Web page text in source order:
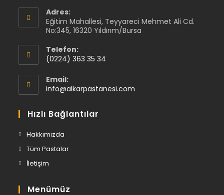
Adres:
Eğitim Mahallesi, Teyyareci Mehmet Ali Cd.
No:345, 16320 Yıldırım/Bursa
Telefon:
(0224) 363 35 34
Email:
info@alkarpastanesi.com
Hızlı Bağlantılar
Hakkımızda
Tüm Pastalar
İletişim
Menümüz